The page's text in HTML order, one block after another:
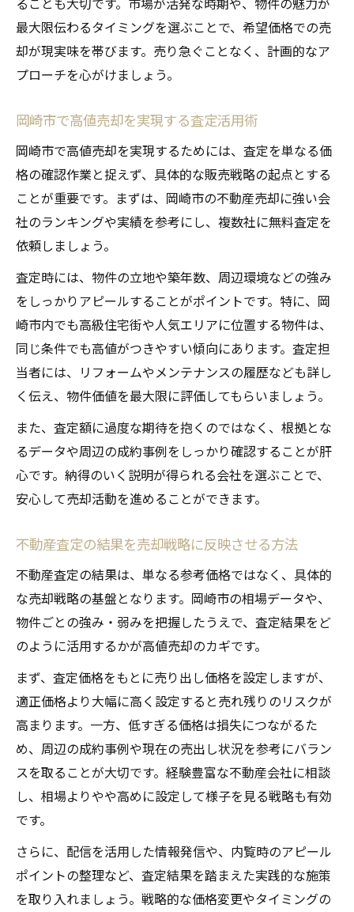
最大限伝わるタイミングを選ぶことで、希望価格での売
却が現実味を帯びます。売り急ぐことなく、計画的なア
プローチを心がけましょう。
岡崎市で高値売却を実現する査定活用術
岡崎市で高値売却を実現するためには、査定を単なる価
格の確認作業と捉えず、具体的な販売戦略の起点とする
ことが重要です。まずは、岡崎市の不動産売却に強い会
社のランキングや実績を参考にし、複数社に無料査定を
依頼しましょう。
査定時には、物件の立地や築年数、周辺環境などの強み
をしっかりアピールすることがポイントです。特に、岡
崎市内でも高級住宅街や人気エリアに位置する物件は、
同じ条件でも高値がつきやすい傾向にあります。査定担
当者には、リフォームやメンテナンスの履歴なども詳し
く伝え、物件価値を最大限に評価してもらいましょう。
また、査定額に過度な期待を抱くのではなく、根拠とな
るデータや周辺の成約事例をしっかり確認することが肝
心です。納得のいく説明が得られる会社を選ぶことで、
安心して売却活動を進めることができます。
不動産査定の結果を売却戦略に反映させる方法
不動産査定の結果は、単なる参考価格ではなく、具体的
な売却戦略の基盤となります。岡崎市の相場データや、
物件ごとの強み・弱みを把握したうえで、査定結果をど
のように活用するかが高値売却のカギです。
まず、査定価格をもとに売り出し価格を設定しますが、
適正価格より大幅に高く設定すると売れ残りのリスクが
高まります。一方、低すぎる価格は損失につながるた
め、周辺の成約事例や現在の売出し状況を参考にバラン
スを取ることが大切です。経験豊富な不動産会社に相談
し、相場よりやや高めに設定して様子を見る戦略も有効
です。
さらに、配信を活用した情報発信や、内覧時のアピール
ポイントの整理など、査定結果を踏まえた実践的な施策
を取り入れましょう。戦略的な価格変更やタイミングの